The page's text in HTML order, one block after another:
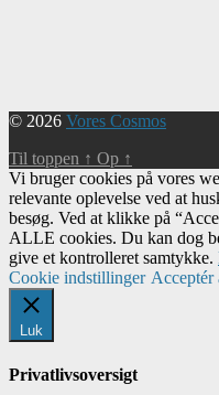
© 2026 Vores Cosmos
Til toppen ↑ Op ↑
Vi bruger cookies på vores
relevante oplevelse ved at
besøg. Ved at klikke på
ALLE cookies. Du kan dog
give et kontrolleret samtykke.
Cookie indstillinger Acceptér
Luk
Privatlivsoversigt